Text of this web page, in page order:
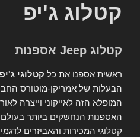
קטלוג ג'יפ
קטלוג Jeep אספנות
ראשית אספנו את כל קטלוגי ג'יפ
הבעלות של אמריקן-מוטורס
המופלא הזה לאייקוני וייצרה
האספנות הנחשקים ביותר
קטלוגי המכירות והאביזרים לדגמי